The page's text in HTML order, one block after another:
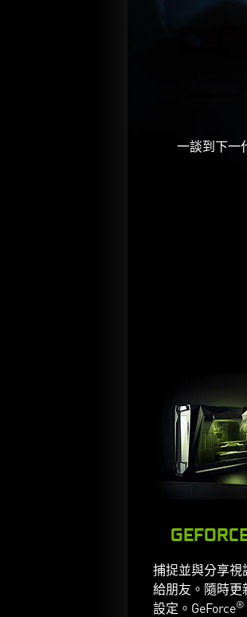
一談到下一
捕捉並與分享視
給朋友。隨時更
設定。GeForce®